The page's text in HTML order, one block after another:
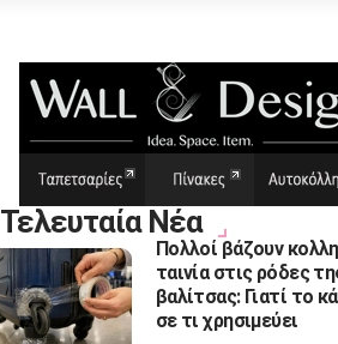
Τελευταία Νέα
Πολλοί βάζουν
ταινία στις ρόδες
βαλίτσας: Γιατί το
σε τι χρησιμεύει